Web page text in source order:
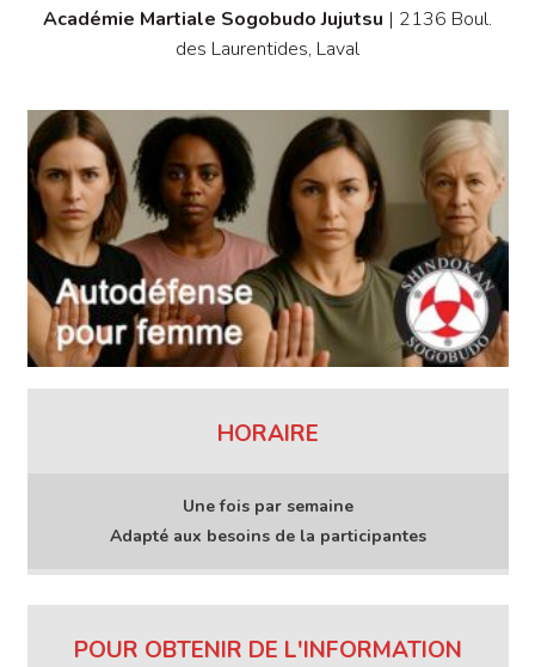
Académie Martiale Sogobudo Jujutsu | 2136 Boul.
des Laurentides, Laval
HORAIRE
Une fois par semaine
Adapté aux besoins de la participantes
POUR OBTENIR DE L'INFORMATION